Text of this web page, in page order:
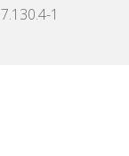
7.130.4-1